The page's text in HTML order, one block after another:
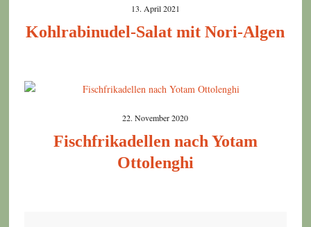
13. April 2021
Kohlrabinudel-Salat mit Nori-Algen
22. November 2020
Fischfrikadellen nach Yotam
Ottolenghi